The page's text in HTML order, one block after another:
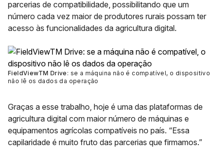
parcerias de compatibilidade, possibilitando que um
número cada vez maior de produtores rurais possam ter
acesso às funcionalidades da agricultura digital.
FieldViewTM Drive : se a máquina não é compatível, o dispositivo
não lê os dados da operação
Graças a esse trabalho, hoje é uma das plataformas de
agricultura digital com maior número de máquinas e
equipamentos agrícolas compatíveis no país. “Essa
capilaridade é muito fruto das parcerias que firmamos.”